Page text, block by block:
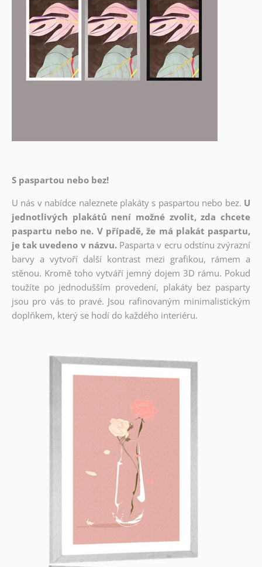
S paspartou nebo bez!
U nás v nabídce naleznete plakáty s paspartou nebo bez. U
jednotlivých plakátů není možné zvolit, zda chcete
paspartu nebo ne. V případě, že má plakát paspartu,
je tak uvedeno v názvu. Pasparta v ecru odstínu zvýrazní
barvy a vytvoří další kontrast mezi grafikou, rámem a
stěnou. Kromě toho vytváří jemný dojem 3D rámu. Pokud
toužíte po jednodušším provedení, plakáty bez pasparty
jsou pro vás to pravé. Jsou rafinovaným minimalistickým
doplňkem, který se hodí do každého interiéru.